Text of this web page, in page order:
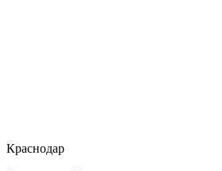
Краснодар